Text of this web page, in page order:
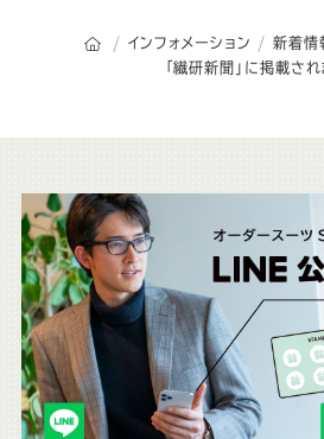
オーダースーツSADAのトップペ
インフォメーション 新着情
「繊研新聞」に掲載さ
こ
ち
ら
も
チ